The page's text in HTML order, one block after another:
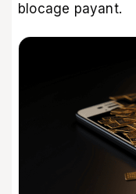
blocage payant.